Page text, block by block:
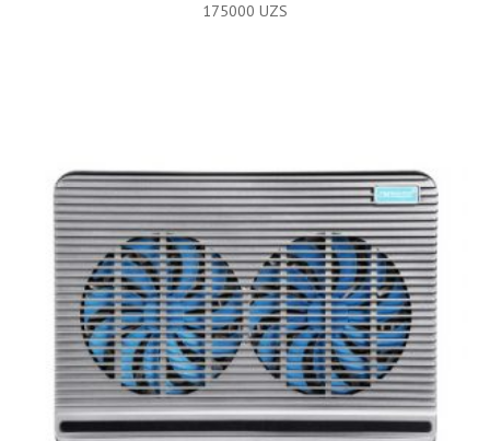
175000 UZS